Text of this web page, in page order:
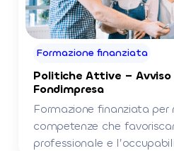
Formazione finanziata
Politiche Attive – Avviso
Fondimpresa
Formazione finanziata
competenze che
professionale e